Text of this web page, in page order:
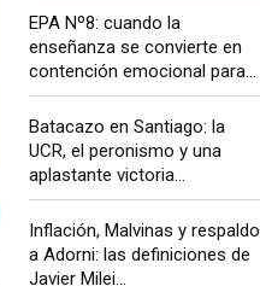
EPA Nº8: cuando la
enseñanza se convierte en
contención emocional para...
Batacazo en Santiago: la
UCR, el peronismo y una
aplastante victoria...
Inflación, Malvinas y respaldo
a Adorni: las definiciones de
Javier Milei...